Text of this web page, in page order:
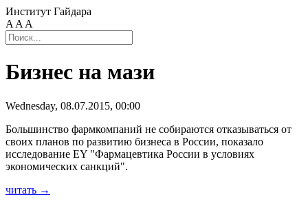
Институт Гайдара
A A A
Бизнес на мази
Wednesday, 08.07.2015, 00:00
Большинство фармкомпаний не собираются отказываться от
своих планов по развитию бизнеса в России, показало
исследование EY "Фармацевтика России в условиях
экономических санкций".
читать →